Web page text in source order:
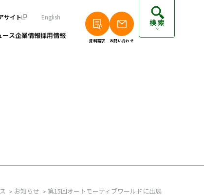
サイト English
ース企業情報採用情報
資料請求 お問い合わせ
検索
お知らせ 第15回オートモーティブワールドに出展